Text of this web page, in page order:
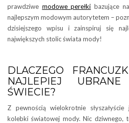
prawdziwe modowe perełki bazujące
najlepszym modowym autorytetem –
dzisiejszego wpisu i zainspiruj się
największych stolic świata mody!
DLACZEGO
NAJLEPIEJ
ŚWIECIE?
Z pewnością wielokrotnie
kolebki światowej mody. Nic dziwnego,